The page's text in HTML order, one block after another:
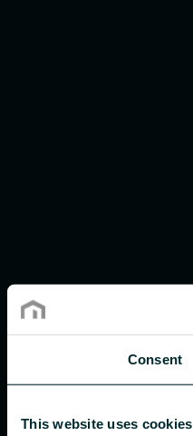
Consent
This website uses cookies